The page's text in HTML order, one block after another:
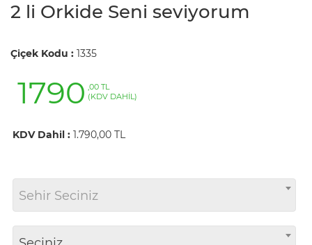
2 li Orkide Seni seviyorum
Çiçek Kodu : 1335
1790 ,00 TL
(KDV DAHİL)
KDV Dahil : 1.790,00 TL
Sehir Seciniz